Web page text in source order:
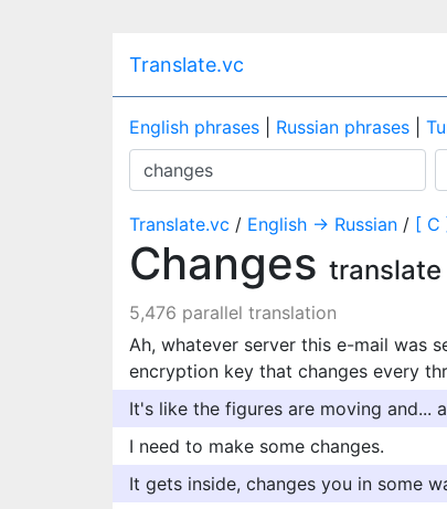
Translate.vc
English phrases Russian phrases
Translate.vc / English → Russian / [ C
Changes translate
5,476 parallel translation
Ah, whatever server this e-mail was
encryption key that changes every
It's like the figures are moving and...
I need to make some changes.
It gets inside, changes you in some